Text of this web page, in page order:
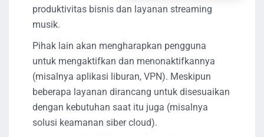
produktivitas bisnis dan layanan streaming
musik.
Pihak lain akan mengharapkan pengguna
untuk mengaktifkan dan menonaktifkannya
(misalnya aplikasi liburan, VPN). Meskipun
beberapa layanan dirancang untuk disesuaikan
dengan kebutuhan saat itu juga (misalnya
solusi keamanan siber cloud).